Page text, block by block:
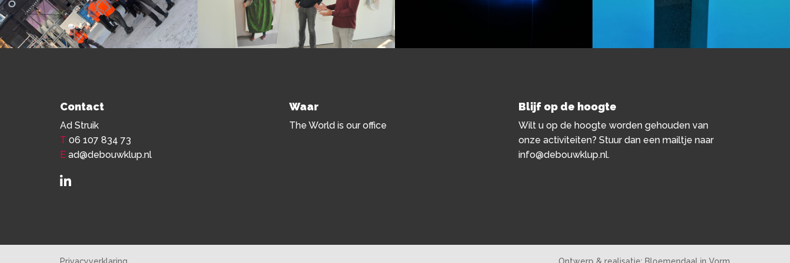
Contact
Ad Struik
T 06 107 834 73
E ad@debouwklup.nl
Waar
The World is our office
Blijf op de hoogte
Wilt u op de hoogte worden gehouden van
onze activiteiten? Stuur dan een mailtje naar
info@debouwklup.nl.
Privacyverklaring Ontwerp & realisatie: Bloemendaal in Vorm